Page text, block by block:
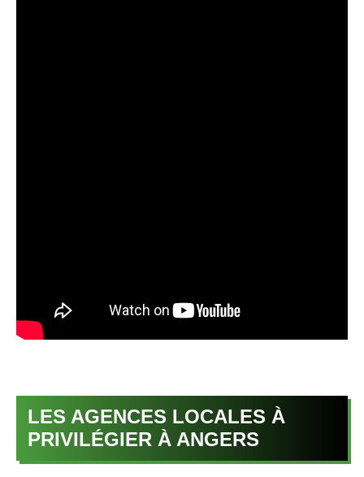
LES AGENCES LOCALES À
PRIVILÉGIER À ANGERS